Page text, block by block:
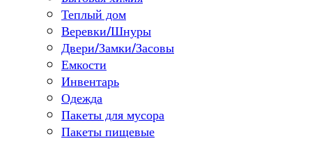
Теплый дом
Веревки/Шнуры
Двери/Замки/Засовы
Емкости
Инвентарь
Одежда
Пакеты для мусора
Пакеты пищевые